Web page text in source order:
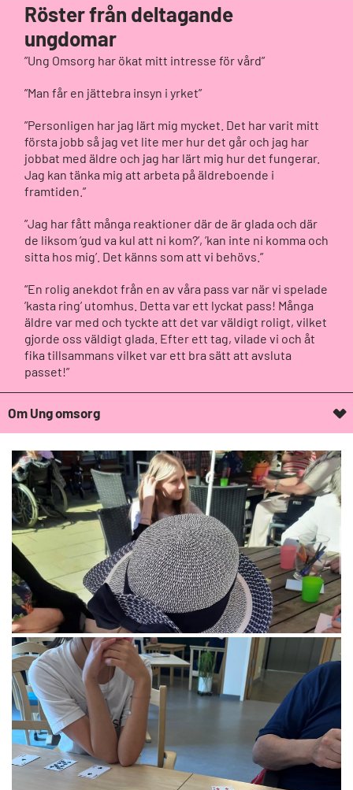
Röster från deltagande
ungdomar
”Ung Omsorg har ökat mitt intresse för vård”
”Man får en jättebra insyn i yrket”
”Personligen har jag lärt mig mycket. Det har varit mitt
första jobb så jag vet lite mer hur det går och jag har
jobbat med äldre och jag har lärt mig hur det fungerar.
Jag kan tänka mig att arbeta på äldreboende i
framtiden.”
”Jag har fått många reaktioner där de är glada och där
de liksom ’gud va kul att ni kom?’, ’kan inte ni komma och
sitta hos mig’. Det känns som att vi behövs.”
“En rolig anekdot från en av våra pass var när vi spelade
’kasta ring’ utomhus. Detta var ett lyckat pass! Många
äldre var med och tyckte att det var väldigt roligt, vilket
gjorde oss väldigt glada. Efter ett tag, vilade vi och åt
fika tillsammans vilket var ett bra sätt att avsluta
passet!”
Om Ung omsorg